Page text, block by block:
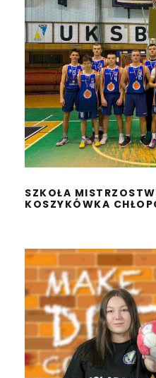
SZKOŁA
SZKOŁA
KOSZYKÓWKA
SZKOŁA
PIŁKA